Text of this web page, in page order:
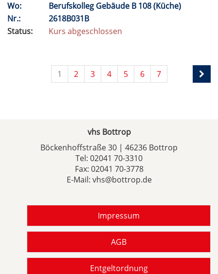
Wo:
Berufskolleg Gebäude B 108 (Küche)
Nr.:
2618B031B
Status:
Kurs abgeschlossen
1 2 3 4 5 6 7
vhs Bottrop
Böckenhoffstraße 30 | 46236 Bottrop
Tel: 02041 70-3310
Fax: 02041 70-3778
E-Mail: vhs@bottrop.de
Impressum
AGB
Entgeltordnung